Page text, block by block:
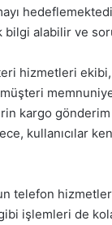
bilgi alabilir ve
hizmetleri
kargo
kullanıcılar
telefon
işlemleri de